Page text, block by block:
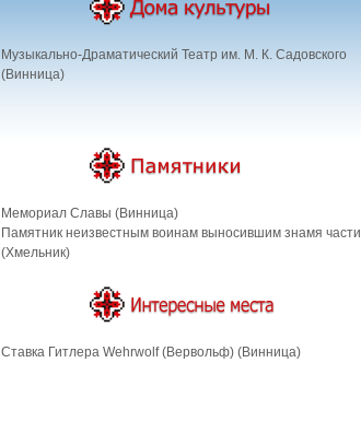
Музыкально-Драматический Театр им. М. К. Садовского
(Винница)
Мемориал Славы (Винница)
Памятник неизвестным воинам выносившим знамя части
(Хмельник)
Cтавка Гитлера Wehrwolf (Вервольф) (Винница)